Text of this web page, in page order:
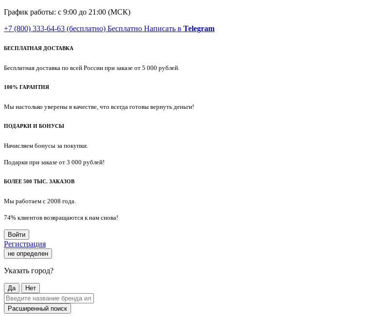
График работы: с 9:00 до 21:00 (МСК)
+7 (800) 333-64-63 (бесплатно) Бесплатно Написать в Telegram
БЕСПЛАТНАЯ ДОСТАВКА
Бесплатная доставка по всей России при заказе от 5 000 рублей.
100% ГАРАНТИЯ
Мы настолько уверены в качестве, что всегда готовы вернуть деньги!
ПОДАРКИ И БОНУСЫ
Начисляем бонусы за покупки.
Подарки при заказе от 3 000 рублей!
БОЛЕЕ 500 ТЫС. ЗАКАЗОВ
Мы работаем с 2008 года.
74% клиентов возвращаются к нам снова!
Войти
Регистрация
не определен
Указать город?
Да Нет
Расширенный поиск